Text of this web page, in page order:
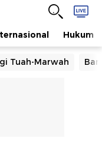
Hukum
Tuah-Marwah